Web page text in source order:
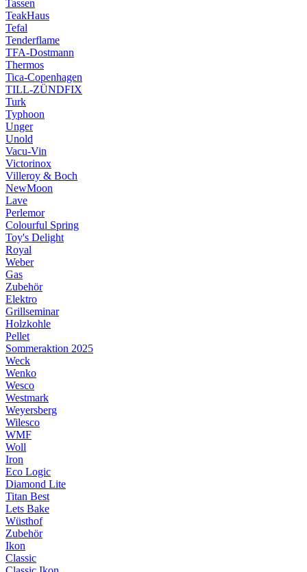
Tassen
TeakHaus
Tefal
Tenderflame
TFA-Dostmann
Thermos
Tica-Copenhagen
TILL-ZÜNDFIX
Turk
Typhoon
Unger
Unold
Vacu-Vin
Victorinox
Villeroy & Boch
NewMoon
Lave
Perlemor
Colourful Spring
Toy's Delight
Royal
Weber
Gas
Zubehör
Elektro
Grillseminar
Holzkohle
Pellet
Sommeraktion 2025
Weck
Wenko
Wesco
Westmark
Weyersberg
Wilesco
WMF
Woll
Iron
Eco Logic
Diamond Lite
Titan Best
Lets Bake
Wüsthof
Zubehör
Ikon
Classic